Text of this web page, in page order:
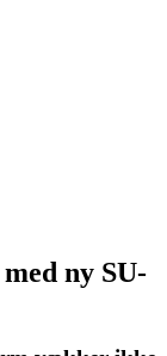
ny SU-